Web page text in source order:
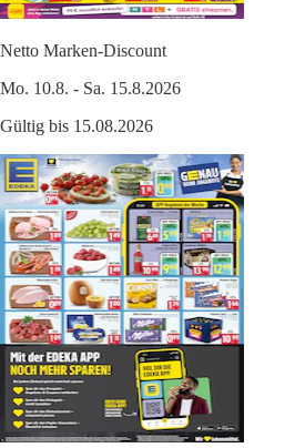
Netto Marken-Discount
Mo. 10.8. - Sa. 15.8.2026
Gültig bis 15.08.2026